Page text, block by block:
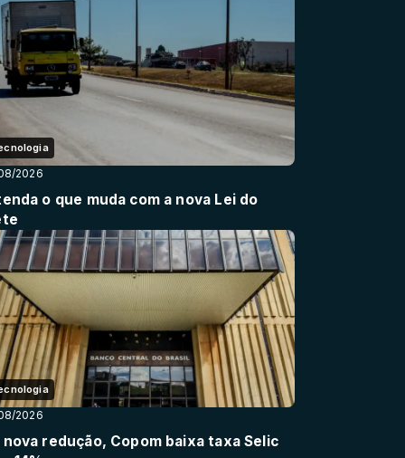
2026
o que muda com a nova Lei do
2026
nova redução, Copom baixa taxa Selic